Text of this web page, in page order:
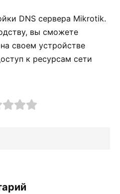
DNS сервера Mikrotik.
вы сможете
своем устройстве
к ресурсам сети